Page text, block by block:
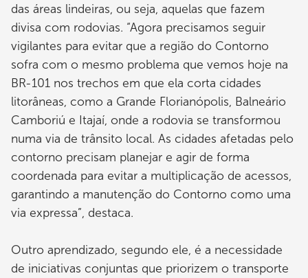
das áreas lindeiras, ou seja, aquelas que fazem
divisa com rodovias. “Agora precisamos seguir
vigilantes para evitar que a região do Contorno
sofra com o mesmo problema que vemos hoje na
BR-101 nos trechos em que ela corta cidades
litorâneas, como a Grande Florianópolis, Balneário
Camboriú e Itajaí, onde a rodovia se transformou
numa via de trânsito local. As cidades afetadas pelo
contorno precisam planejar e agir de forma
coordenada para evitar a multiplicação de acessos,
garantindo a manutenção do Contorno como uma
via expressa”, destaca.
Outro aprendizado, segundo ele, é a necessidade
de iniciativas conjuntas que priorizem o transporte